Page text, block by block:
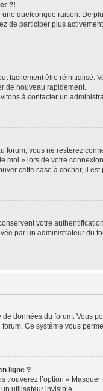
?!
quelconque raison.
de participer plus
facilement être
de nouveau rapidement.
à contacter un
vous ne resterez
moi » lors de votre
cette case à cocher, il
votre
par un administrateur
données du forum. Vous
Ce système vous
ligne ?
trouverez l’option «
utilisateur invisible.